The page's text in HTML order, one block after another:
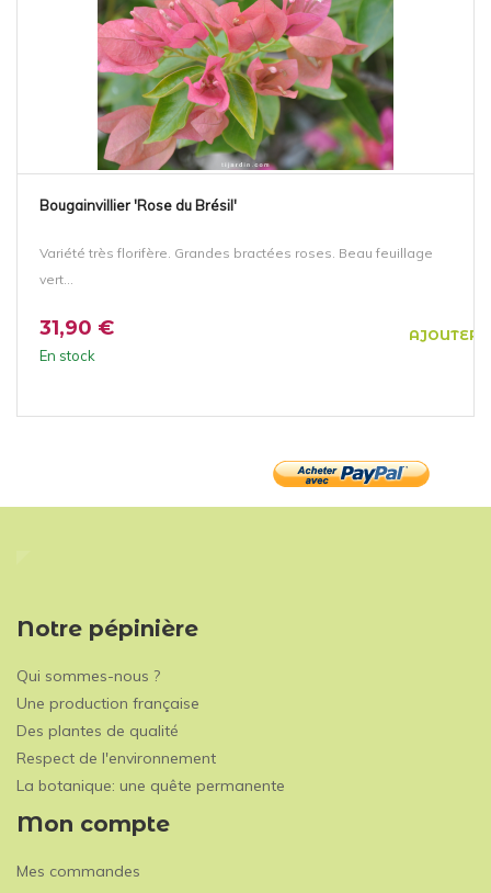
Bougainvillier 'Rose du Brésil'
Variété très florifère. Grandes bractées roses. Beau feuillage
vert...
31,90 € AJOUTER
En stock
Notre pépinière
Qui sommes-nous ?
Une production française
Des plantes de qualité
Respect de l'environnement
La botanique: une quête permanente
Mon compte
Mes commandes